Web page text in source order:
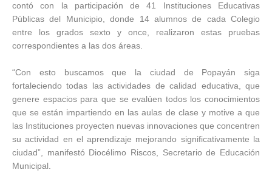
contó con la participación de 41 Instituciones Educativas
Públicas del Municipio, donde 14 alumnos de cada Colegio
entre los grados sexto y once, realizaron estas pruebas
correspondientes a las dos áreas.
“Con esto buscamos que la ciudad de Popayán siga
fortaleciendo todas las actividades de calidad educativa, que
genere espacios para que se evalúen todos los conocimientos
que se están impartiendo en las aulas de clase y motive a que
las Instituciones proyecten nuevas innovaciones que concentren
su actividad en el aprendizaje mejorando significativamente la
ciudad”, manifestó Diocélimo Riscos, Secretario de Educación
Municipal.